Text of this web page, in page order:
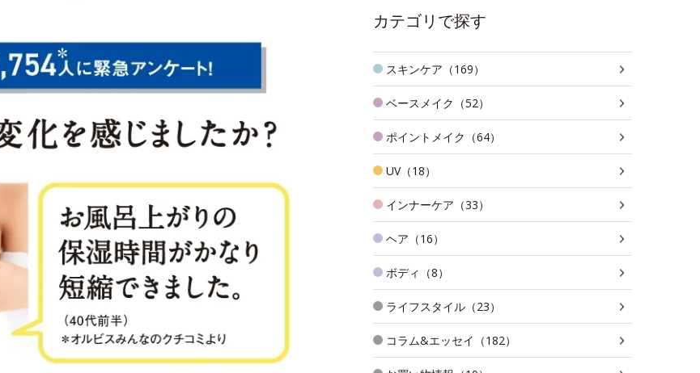
カテゴリで探す
スキンケア（169）
ベースメイク（52）
ポイントメイク（64）
UV（18）
インナーケア（33）
ヘア（16）
ボディ（8）
ライフスタイル（23）
コラム&エッセイ（182）